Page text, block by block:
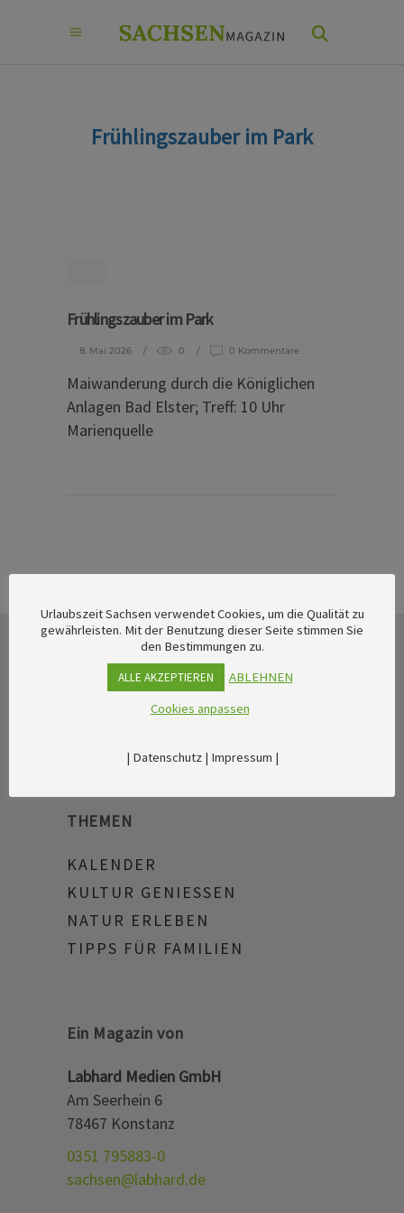
Frühlingszauber im Park
Frühlingszauber im Park
8. Mai 2026 0 0 Kommentare
Maiwanderung durch die Königlichen
Anlagen Bad Elster; Treff: 10 Uhr
Marienquelle
THEMEN
KALENDER
KULTUR GENIESSEN
NATUR ERLEBEN
TIPPS FÜR FAMILIEN
Ein Magazin von
Labhard Medien GmbH
Am Seerhein 6
78467 Konstanz
0351 795883-0
sachsen@labhard.de
Urlaubszeit Sachsen verwendet Cookies, um die Qualität zu
gewährleisten. Mit der Benutzung dieser Seite stimmen Sie
den Bestimmungen zu.
ALLE AKZEPTIEREN
ABLEHNEN
Cookies anpassen
| Datenschutz| Impressum |